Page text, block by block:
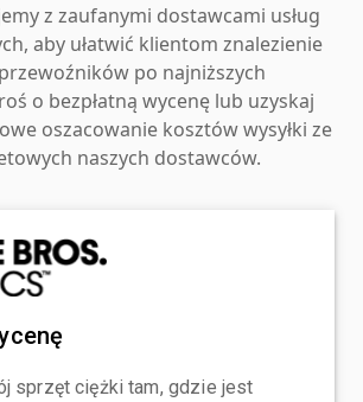
z zaufanymi dostawcami usług
aby ułatwić klientom znalezienie
po najniższych
o bezpłatną wycenę lub uzyskaj
oszacowanie kosztów wysyłki ze
naszych dostawców.
sprzęt ciężki tam, gdzie jest